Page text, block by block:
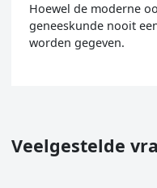
Hoewel de moderne
geneeskunde nooit
worden gegeven.
Veelgestelde